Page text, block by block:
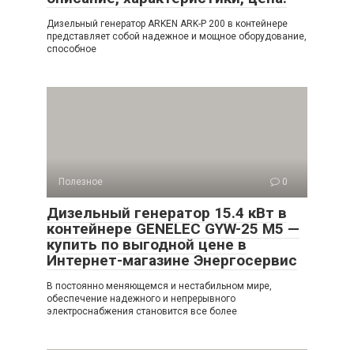
Дизельный генератор ARKEN ARK-P 200 в контейнере
представляет собой надежное и мощное оборудование,
способное
Полезное 0
Дизельный генератор 15.4 кВт в
контейнере GENELEC GYW-25 M5 —
купить по выгодной цене в
Интернет-магазине Энергосервис
В постоянно меняющемся и нестабильном мире,
обеспечение надежного и непрерывного
электроснабжения становится все более